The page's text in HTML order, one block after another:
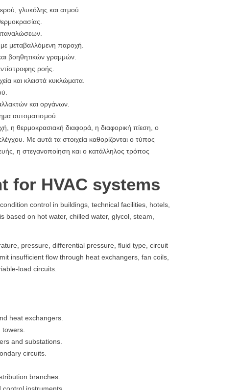
γλυκόλης και ατμού.
μεταβαλλόμενη παροχή.
βοηθητικών γραμμών.
ροής.
και κλειστά κυκλώματα.
και οργάνων.
αυτοματισμού.
η θερμοκρασιακή διαφορά, η διαφορική πίεση, ο
Με αυτά τα στοιχεία καθορίζονται ο τύπος
η στεγανοποίηση και ο κατάλληλος τρόπος
for HVAC systems
control in buildings, technical facilities, hotels,
on hot water, chilled water, glycol, steam,
pressure, differential pressure, fluid type, circuit
insufficient flow through heat exchangers, fan coils,
load circuits.
heat exchangers.
towers.
and substations.
circuits.
branches.